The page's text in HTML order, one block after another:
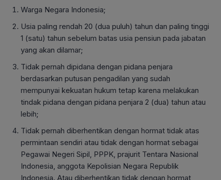
Warga Negara Indonesia;
Usia paling rendah 20 (dua puluh) tahun dan paling tinggi
1 (satu) tahun sebelum batas usia pensiun pada jabatan
yang akan dilamar;
Tidak pernah dipidana dengan pidana penjara
berdasarkan putusan pengadilan yang sudah
mempunyai kekuatan hukum tetap karena melakukan
tindak pidana dengan pidana penjara 2 (dua) tahun atau
lebih;
Tidak pernah diberhentikan dengan hormat tidak atas
permintaan sendiri atau tidak dengan hormat sebagai
Pegawai Negeri Sipil, PPPK, prajurit Tentara Nasional
Indonesia, anggota Kepolisian Negara Republik
Indonesia. Atau diberhentikan tidak dengan hormat